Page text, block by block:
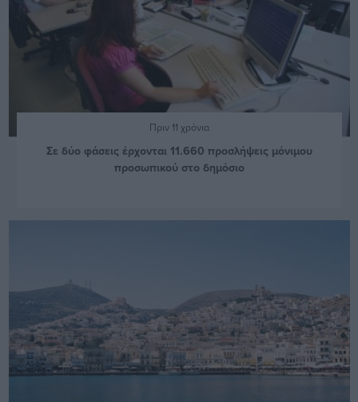
Πριν 11 χρόνια
Σε δύο φάσεις έρχονται 11.660 προσλήψεις μόνιμου
προσωπικού στο δημόσιο